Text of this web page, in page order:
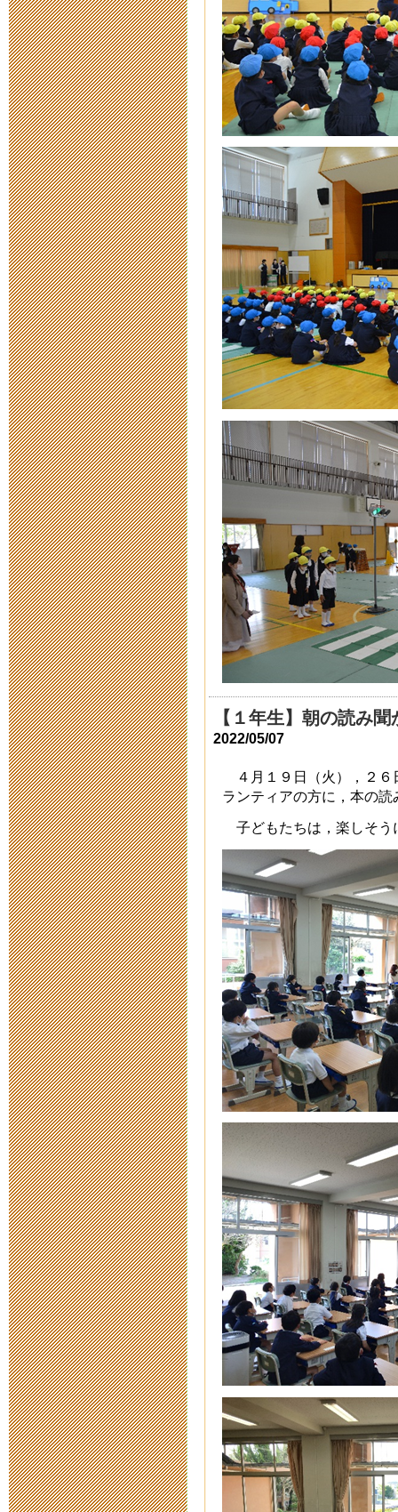
ちゅうでん教
2015年9月 4日
ネットの危険
きること
2015年7月16日
「はぐくみ
2015年7月10日
砂浜の生き
2015年7月 7日
みんなちがっ
2015年7月 7日
第7回 ジュ
み
2015年7月 3日
まいぶん祭
2015年7月 2日
平成２７年度
2015年6月 3日
2015年5月28日
2015運動会の
2015年5月26日
平成２７年度
2015年5月15日
高校生ビブリ
2015年1月31日
子どもの読書
2015年1月31日
厚生部主催
2014年12月 2日
津西高校サイ
2014年11月21日
『Kids Jazz
2014年11月14日
ＥＳＤは身近
援の報告～
2014年10月 6日
【１年生】朝の読み
2022/05/07
４月１９日（火），２６
ランティアの方に，本の
子どもたちは，楽しそう